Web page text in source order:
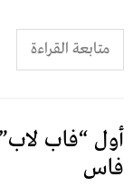
متابعة القراءة
فاس